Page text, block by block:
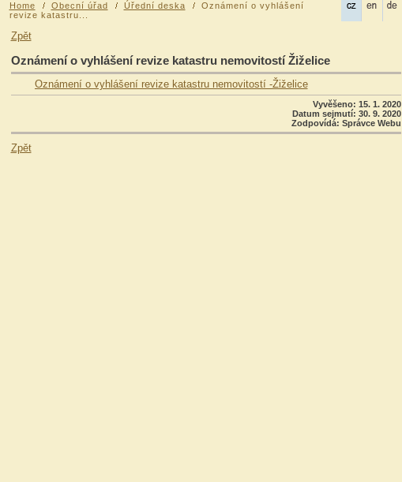
Home Obecní úřad Úřední deska
Oznámení o vyhlášení
revize katastru...
Zpět
Oznámení o vyhlášení revize katastru nemovitostí Žiželice
Oznámení o vyhlášení revize katastru nemovitostí -Žiželice
Vyvěšeno: 15. 1. 2020
Datum sejmutí: 30. 9. 2020
Zodpovídá: Správce Webu
Zpět